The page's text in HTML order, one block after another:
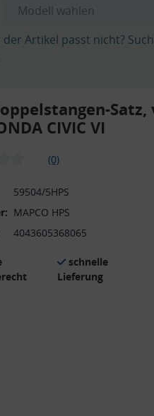
Artikel passt nicht?
CIVIC VI
(0)
59504/5HPS
MAPCO HPS
4043605368065
schnelle
Lieferung